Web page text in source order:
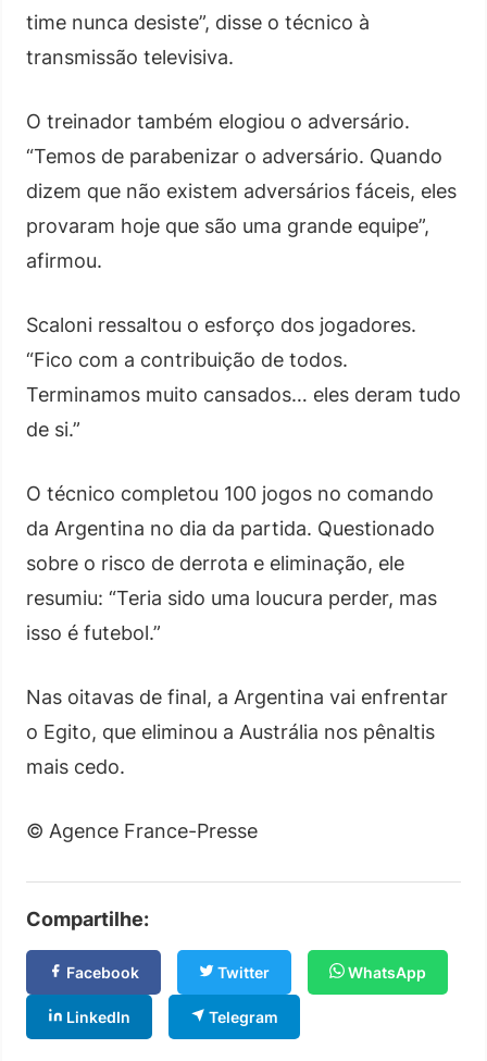
time nunca desiste”, disse o técnico à
transmissão televisiva.
O treinador também elogiou o adversário.
“Temos de parabenizar o adversário. Quando
dizem que não existem adversários fáceis, eles
provaram hoje que são uma grande equipe”,
afirmou.
Scaloni ressaltou o esforço dos jogadores.
“Fico com a contribuição de todos.
Terminamos muito cansados… eles deram tudo
de si.”
O técnico completou 100 jogos no comando
da Argentina no dia da partida. Questionado
sobre o risco de derrota e eliminação, ele
resumiu: “Teria sido uma loucura perder, mas
isso é futebol.”
Nas oitavas de final, a Argentina vai enfrentar
o Egito, que eliminou a Austrália nos pênaltis
mais cedo.
© Agence France-Presse
Compartilhe:
Facebook Twitter WhatsApp
LinkedIn Telegram